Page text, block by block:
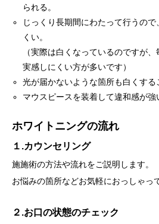
られる。
じっくり長期間にわたって行うの
くい。
（実際は白くなっているのですが
実感しにくい方が多いです）
光が届かないような箇所も白くする
マウスピースを装着して違和感が強
ホワイトニングの流れ
１.カウンセリング
施施術の方法や流れをご説明します。
お悩みの箇所などお気軽におっしゃっ
２.お口の状態のチェック